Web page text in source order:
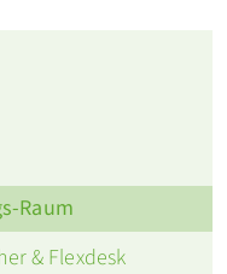
Raum
& Flexdesk